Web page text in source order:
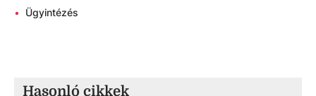
• Ügyintézés
Hasonló cikkek